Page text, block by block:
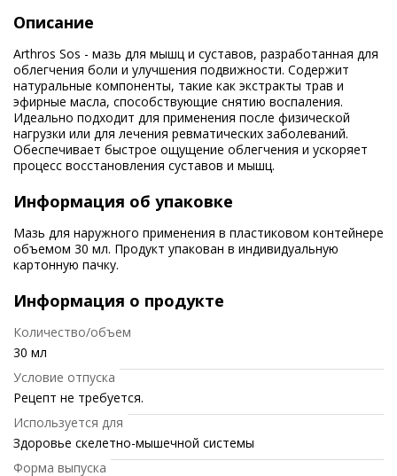
Описание
Arthros Sos - мазь для мышц и суставов, разработанная для
облегчения боли и улучшения подвижности. Содержит
натуральные компоненты, такие как экстракты трав и
эфирные масла, способствующие снятию воспаления.
Идеально подходит для применения после физической
нагрузки или для лечения ревматических заболеваний.
Обеспечивает быстрое ощущение облегчения и ускоряет
процесс восстановления суставов и мышц.
Информация об упаковке
Мазь для наружного применения в пластиковом контейнере
объемом 30 мл. Продукт упакован в индивидуальную
картонную пачку.
Информация о продукте
Количество/объем
30 мл
Условие отпуска
Рецепт не требуется.
Используется для
Здоровье скелетно-мышечной системы
Форма выпуска